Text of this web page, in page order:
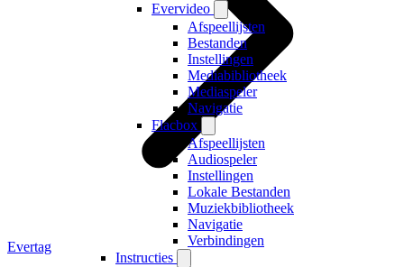
Evervideo
Afspeellijsten
Bestanden
Instellingen
Mediabibliotheek
Mediaspeler
Navigatie
Flacbox
Afspeellijsten
Audiospeler
Instellingen
Lokale Bestanden
Muziekbibliotheek
Navigatie
Verbindingen
Instructies
Evertag